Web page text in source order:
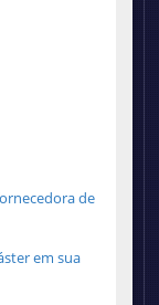
de
em sua